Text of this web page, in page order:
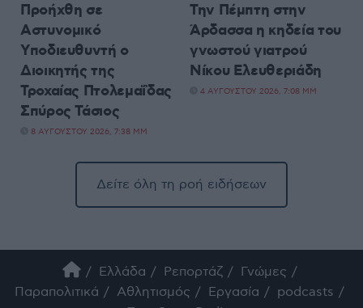
Προήχθη σε
Αστυνομικό
Υποδιευθυντή ο
Διοικητής της
Τροχαίας Πτολεμαΐδας
Σπύρος Τάσιος
8 ΑΥΓΟΎΣΤΟΥ 2026, 7:38 ΜΜ
Την Πέμπτη στην
Άρδασσα η κηδεία του
γνωστού γιατρού
Νίκου Ελευθεριάδη
4 ΑΥΓΟΎΣΤΟΥ 2026, 7:08 ΜΜ
Δείτε όλη τη ροή ειδήσεων
Ελλάδα Ρεπορτάζ
Γνώμες
Παραπολιτικά
Αθλητισμός Εργασία
podcasts